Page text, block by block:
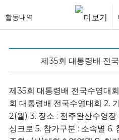
활동내역
제35회 대통령배 전
제35회 대통령배 전국수영대
회 대통령배 전국수영대회 2.
2(월) 3. 장소 : 전주완산수영장
싱크로 5. 참가구분 : 소속별 6.